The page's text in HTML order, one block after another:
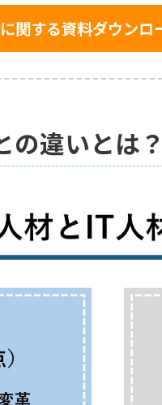
関する資料ダウンロ
の違いとは？